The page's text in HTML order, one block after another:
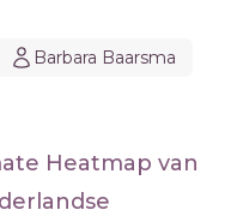
Barbara Baarsma
Heatmap van